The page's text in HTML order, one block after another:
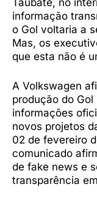
Taubaté, no
informação
o Gol voltaria a
Mas, os
que esta não é
A Volkswagen
produção do
informações
novos projetos
02 de fevereiro
comunicado
de fake news e
transparência